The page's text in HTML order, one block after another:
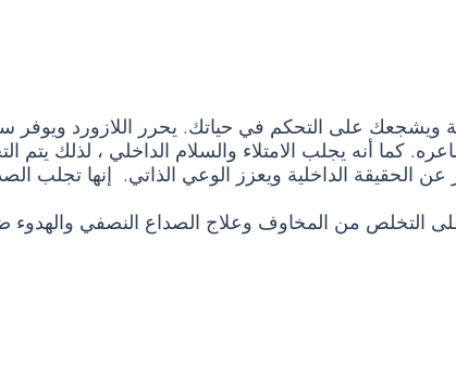
ويشجعك على التحكم في حياتك. يحرر اللازورد ويوفر
كما أنه يجلب الامتلاء والسلام الداخلي ، لذلك يتم
الحقيقة الداخلية ويعزز الوعي الذاتي. إنها تجلب
التخلص من المخاوف وعلاج الصداع النصفي